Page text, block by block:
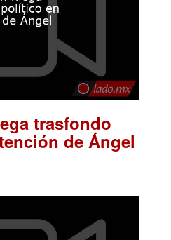
trasfondo
de Ángel